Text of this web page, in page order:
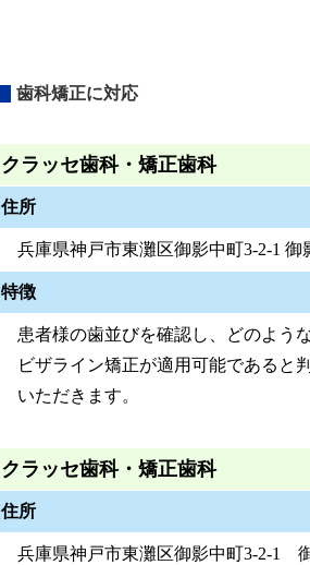
歯科矯正に対応
クラッセ歯科・矯正歯科
住所
兵庫県神戸市東灘区御影中町3-2-1 御
特徴
患者様の歯並びを確認し、どのよう
ビザライン矯正が適用可能であると
いただきます。
クラッセ歯科・矯正歯科
住所
兵庫県神戸市東灘区御影中町3-2-1